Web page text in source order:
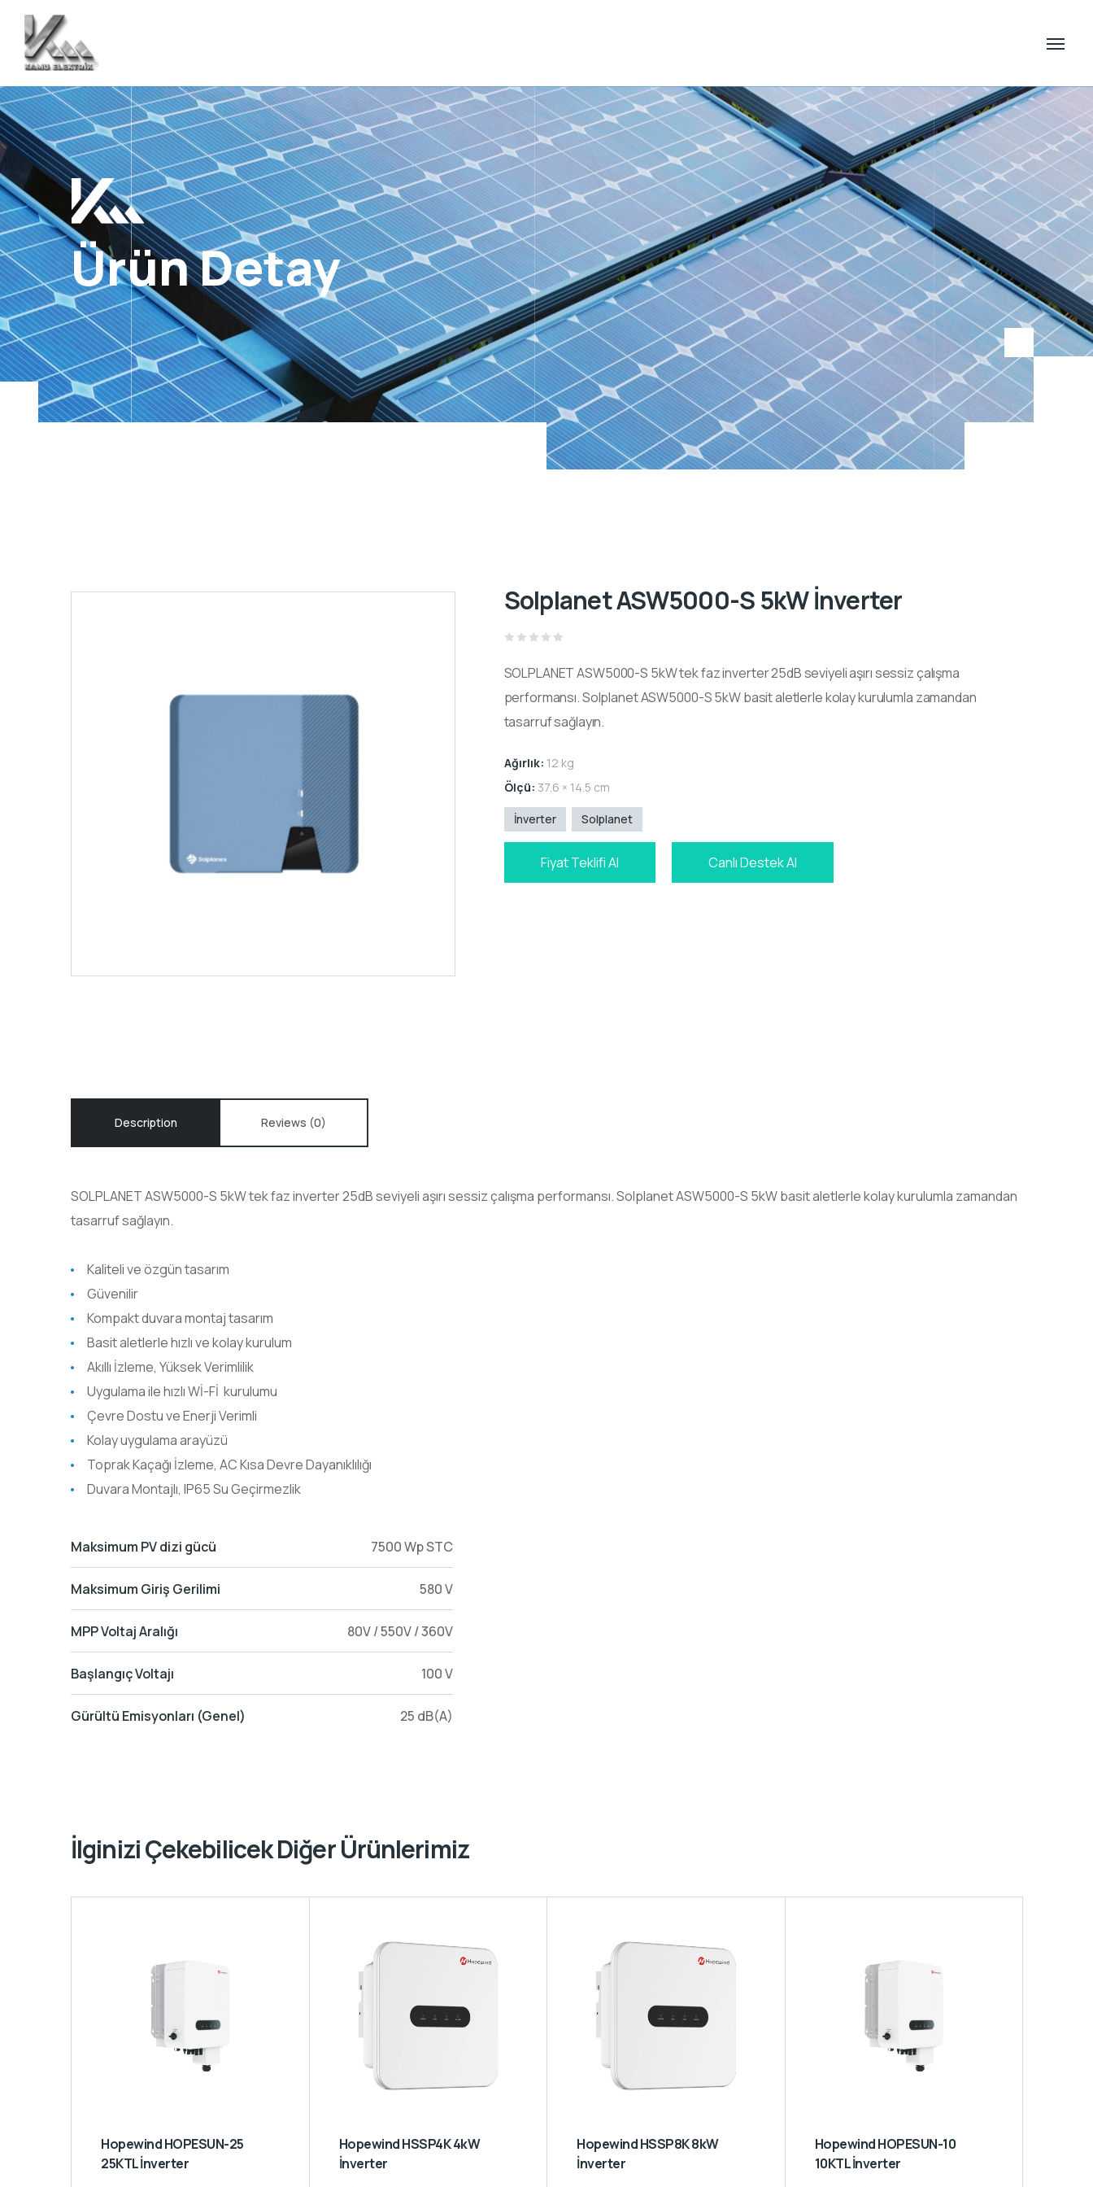
Ürün Detay
Solplanet ASW5000-S 5kW İnverter
out
SOLPLANET ASW5000-S 5kW tek faz inverter 25dB seviyeli aşırı sessiz çalışma
performansı. Solplanet ASW5000-S 5kW basit aletlerle kolay kurulumla zamandan
tasarruf sağlayın.
Ağırlık: 12 kg
Ölçü: 37.6 × 14.5 cm
İnverter Solplanet
Fiyat Teklifi Al Canlı Destek Al
Description Reviews (0)
SOLPLANET ASW5000-S 5kW tek faz inverter 25dB seviyeli aşırı sessiz çalışma performansı. Solplanet ASW5000-S 5kW basit aletlerle kolay kurulumla zamandan
tasarruf sağlayın.
Kaliteli ve özgün tasarım
Güvenilir
Kompakt duvara montaj tasarım
Basit aletlerle hızlı ve kolay kurulum
Akıllı İzleme, Yüksek Verimlilik
Uygulama ile hızlı Wİ-Fİ kurulumu
Çevre Dostu ve Enerji Verimli
Kolay uygulama arayüzü
Toprak Kaçağı İzleme, AC Kısa Devre Dayanıklılığı
Duvara Montajlı, IP65 Su Geçirmezlik
Maksimum PV dizi gücü 7500 Wp STC
Maksimum Giriş Gerilimi 580 V
MPP Voltaj Aralığı 80V / 550V / 360V
Başlangıç Voltajı 100 V
Gürültü Emisyonları (Genel) 25 dB(A)
İlginizi Çekebilicek Diğer Ürünlerimiz
Hopewind HOPESUN-25
25KTL İnverter
Hopewind HSSP4K 4kW
İnverter
Hopewind HSSP8K 8kW
İnverter
Hopewind HOPESUN-10
10KTL İnverter